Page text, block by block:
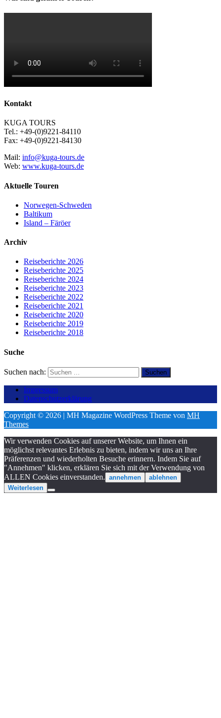
Kontakt
KUGA TOURS
Tel.: +49-(0)9221-84110
Fax: +49-(0)9221-84130
Mail: info@kuga-tours.de
Web: www.kuga-tours.de
Aktuelle Touren
Norwegen-Schweden
Baltikum
Island – Färöer
Archiv
Reiseberichte 2026
Reiseberichte 2025
Reiseberichte 2024
Reiseberichte 2023
Reiseberichte 2022
Reiseberichte 2021
Reiseberichte 2020
Reiseberichte 2019
Reiseberichte 2018
Suche
Suchen nach:
Impressum
Datenschutzerklärung
Copyright © 2026 | MH Magazine WordPress Theme von MH
Themes
Wir verwenden Cookies auf unserer Website, um Ihnen ein
möglichst relevantes Erlebnis zu bieten, indem wir uns an Ihre
Präferenzen und wiederholten Besuche erinnern. Indem Sie auf
"Annehmen" klicken, erklären Sie sich mit der Verwendung von
ALLEN Cookies einverstanden. annehmen
ablehnen
Weiterlesen